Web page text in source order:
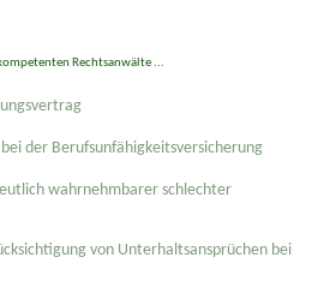
Rechtsanwälte ...
der Berufsunfähigkeitsversicherung
wahrnehmbarer schlechter
von Unterhaltsansprüchen bei